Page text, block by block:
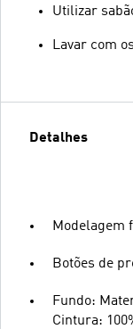
Utilizar
Lavar com
Detalhes
Modelagem
Botões de
Fundo:
Cintura: